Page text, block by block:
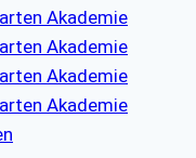
Akademie
Akademie
Akademie
Akademie